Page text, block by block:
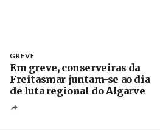
GREVE
Em greve, conserveiras da
Freitasmar juntam-se ao dia
de luta regional do Algarve